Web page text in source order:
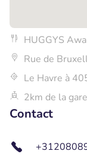
HUGGYS
Rue de
Le Havre à
2km de la gare
Contact